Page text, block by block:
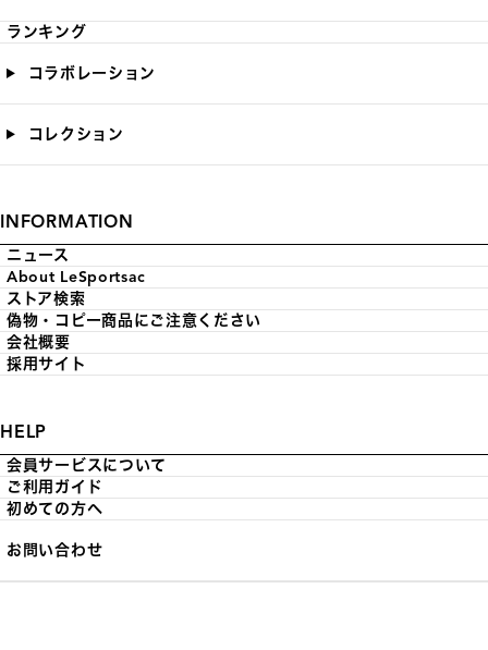
ランキング
コラボレーション
コレクション
INFORMATION
ニュース
About LeSportsac
ストア検索
偽物・コピー商品にご注意ください
会社概要
採用サイト
HELP
会員サービスについて
ご利用ガイド
初めての方へ
お問い合わせ